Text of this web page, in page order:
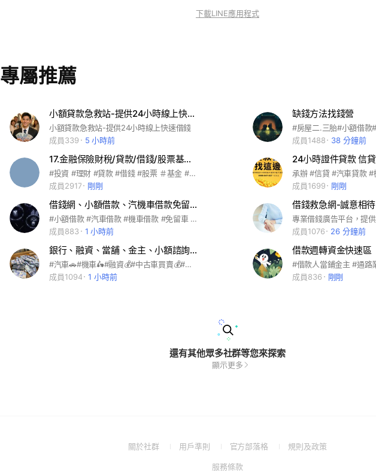
下載LINE應用程式
專屬推薦
小額貸款急救站-提供24小時線上快速借錢
小額貸款急救站-提供24小時線上快速借錢
成員339
5 小時前
缺錢方法找錢營
成員1488
38 分鐘前
17.金融保險財稅/貸款/借錢/股票基金期貨
#投資 #理財 #貸款 #借錢 #股票 ＃基金 #期貨
成員2917
剛剛
成員1699
剛剛
借錢網、小額借款、汽機車借款免留車借款、借錢
#小額借款 #汽車借款 #機車借款 #免留車 #土地房屋一二三胎 #勞力士名錶典當 #黃金金飾借款 #代償高利 #轉當降息 #轉當增貸 #紓困貸款 #小額信用借款 #機車貸款
成員883
1 小時前
借錢救急網-誠意相待
成員1076
26 分鐘前
銀行、融資、當舖、金主、小額諮詢交流區
#汽車🚗#機車🛵#融資💰#中古車買賣💰#貸款👌#紓困👌#商品分期📱📺#房屋二胎🏠#信貸💰#債務整合👤#強力過件👌#借錢🙋🏻‍♀️#借款🙋🏻‍♀️#諮詢👩🏻‍💻#試算📈#分期💴《每個月帳單繳款、還款🧾》#中租#和潤#裕融#各家銀行配合🏦#撥款快🏧#實貸實撥💳 ‼️不是小額‼️⚠️不是高利貸⚠️ 放心交給我😉😉😉
成員1094
1 小時前
借款週轉資金快速區
成員836
剛剛
還有其他眾多社群等您來探索
顯示更多
關於社群
(Open用戶準則
(Open
a
官方部落格
(Open規則及政策(Open
服務條款(Open